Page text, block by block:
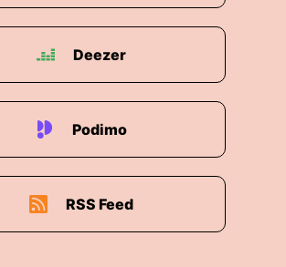
Deezer
Podimo
RSS Feed